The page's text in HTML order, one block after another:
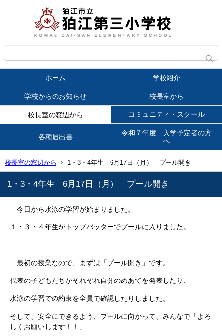
ホーム 学校紹介
学校からのお知らせ 校長室から
校長室の窓辺から コミュニティ・スクール
各種届出書
令和７年度 入学予定者の方
へ
校長室の窓辺から 1・3・4年生 6月17日（月） プール開き
1・3・4年生 6月17日（月） プール開き
今日から水泳の学習が始まりました。
１・３・４年生がトップバッターでプールに入りました。
最初の授業なので、まずは「プール開き」です。
代表の子どもたちがそれぞれ自分のめあてを発表したり、
水泳の学習での約束を全員で確認したりしました。
そして、安全にできるよう、プールに向かって、みんなで「よろ
しくお願いします！！」